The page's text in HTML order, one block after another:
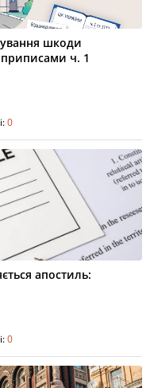
шкоди
приписами ч. 1
0
апостиль:
0